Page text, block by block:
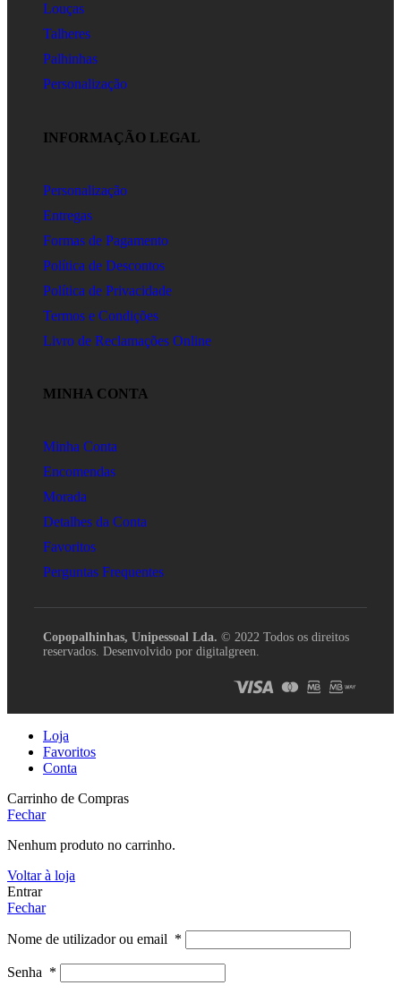
Louças
Talheres
Palhinhas
Personalização
INFORMAÇÃO LEGAL
Personalização
Entregas
Formas de Pagamento
Política de Descontos
Política de Privacidade
Termos e Condições
Livro de Reclamações Online
MINHA CONTA
Minha Conta
Encomendas
Morada
Detalhes da Conta
Favoritos
Perguntas Frequentes
Copopalhinhas, Unipessoal Lda. © 2022 Todos os direitos
reservados. Desenvolvido por digitalgreen.
Loja
Favoritos
Conta
Carrinho de Compras
Fechar
Nenhum produto no carrinho.
Voltar à loja
Entrar
Fechar
Nome de utilizador ou email *
Senha *